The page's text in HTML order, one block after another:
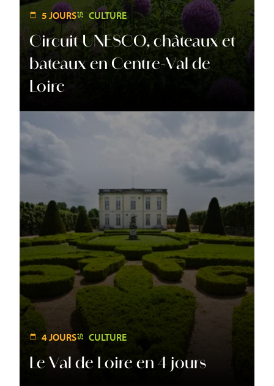
5 JOURS CULTURE
Circuit UNESCO, châteaux et
bateaux en Centre-Val de
Loire
4 JOURS CULTURE
Le Val de Loire en 4 jours